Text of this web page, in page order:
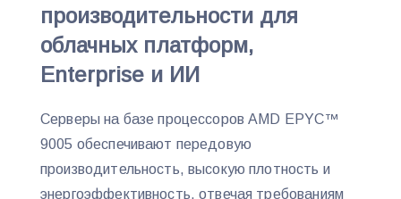
производительности для
облачных платформ,
Enterprise и ИИ
Серверы на базе процессоров AMD EPYC™
9005 обеспечивают передовую
производительность, высокую плотность и
энергоэффективность, отвечая требованиям